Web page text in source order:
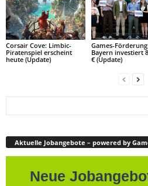
Corsair Cove: Limbic-
Piratenspiel erscheint
heute (Update)
Games-
Bayern investiert
€ (Update)
Aktuelle Jobangebote – powered by